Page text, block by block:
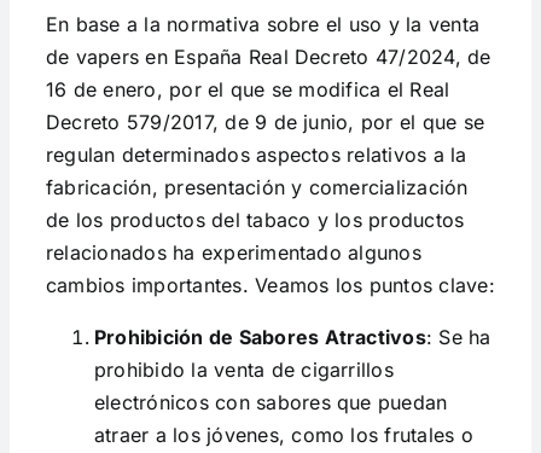
En base a la normativa sobre el uso y la venta
de vapers en España Real Decreto 47/2024, de
16 de enero, por el que se modifica el Real
Decreto 579/2017, de 9 de junio, por el que se
regulan determinados aspectos relativos a la
fabricación, presentación y comercialización
de los productos del tabaco y los productos
relacionados ha experimentado algunos
cambios importantes. Veamos los puntos clave:
Prohibición de Sabores Atractivos: Se ha
prohibido la venta de cigarrillos
electrónicos con sabores que puedan
atraer a los jóvenes, como los frutales o